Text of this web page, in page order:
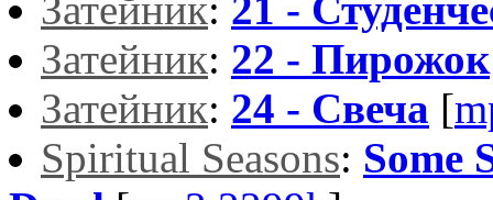
Затейник: 21 -
Затейник: 22 - Пирожок
Затейник: 24 - Свеча [
Spiritual Seasons: Some